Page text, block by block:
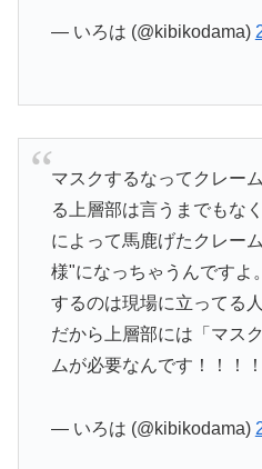
— いろは (@kibikodama)
マスクするなってクレー
る上層部は言うまでもな
によって馬鹿げたクレー
様"になっちゃうんですよ
するのは現場に立ってる
だから上層部には「マス
ムが必要なんです！！！！
— いろは (@kibikodama)